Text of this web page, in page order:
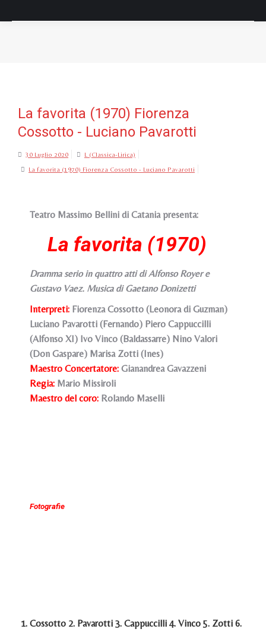
La favorita (1970) Fiorenza
Cossotto - Luciano Pavarotti
30 Luglio 2020 L (Classica-Lirica)
La favorita (1970) Fiorenza Cossotto - Luciano Pavarotti
Teatro Massimo Bellini di Catania presenta:
La favorita (1970)
Dramma serio in quattro atti di Alfonso Royer e
Gustavo Vaez. Musica di Gaetano Donizetti
Interpreti: Fiorenza Cossotto (Leonora di Guzman)
Luciano Pavarotti (Fernando) Piero Cappuccilli
(Alfonso XI) Ivo Vinco (Baldassarre) Nino Valori
(Don Gaspare) Marisa Zotti (Ines)
Maestro Concertatore: Gianandrea Gavazzeni
Regia: Mario Missiroli
Maestro del coro: Rolando Maselli
Fotografie
1. Cossotto 2. Pavarotti 3. Cappuccilli 4. Vinco 5. Zotti 6.